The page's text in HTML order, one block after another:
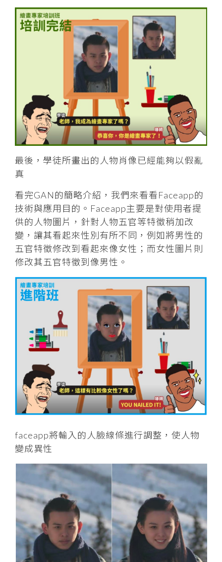
最後，學徒所畫出的人物肖像已經能夠以假亂
真
看完GAN的簡略介紹，我們來看看Faceapp的
技術與應用目的。Faceapp主要是對使用者提
供的人物圖片，針對人物五官等特徵稍加改
變，讓其看起來性別有所不同，例如將男性的
五官特徵修改到看起來像女性；而女性圖片則
修改其五官特徵到像男性。
faceapp將輸入的人臉線條進行調整，使人物
變成異性